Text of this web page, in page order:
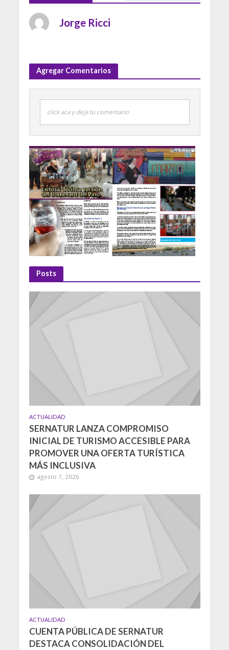
Jorge Ricci
Agregar Comentarios
click aca y deja tu comentario
Posts
ACTUALIDAD
SERNATUR LANZA COMPROMISO
INICIAL DE TURISMO ACCESIBLE PARA
PROMOVER UNA OFERTA TURÍSTICA
MÁS INCLUSIVA
agosto 7, 2026
ACTUALIDAD
CUENTA PÚBLICA DE SERNATUR
DESTACA CONSOLIDACIÓN DEL